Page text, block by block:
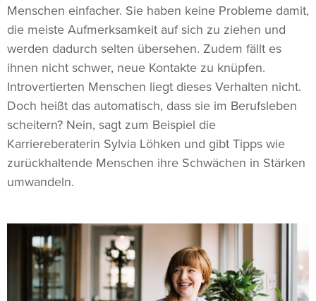
Menschen einfacher. Sie haben keine Probleme damit,
die meiste Aufmerksamkeit auf sich zu ziehen und
werden dadurch selten übersehen. Zudem fällt es
ihnen nicht schwer, neue Kontakte zu knüpfen.
Introvertierten Menschen liegt dieses Verhalten nicht.
Doch heißt das automatisch, dass sie im Berufsleben
scheitern? Nein, sagt zum Beispiel die
Karriereberaterin Sylvia Löhken und gibt Tipps wie
zurückhaltende Menschen ihre Schwächen in Stärken
umwandeln.